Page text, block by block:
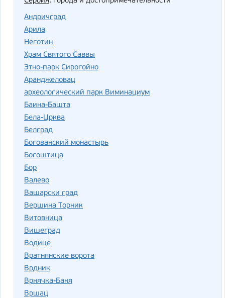
Андричград
Арила
Неготин
Храм Святого Саввы
Этно-парк Сирогойно
Аранджеловац
археологический парк Виминациум
Баина-Башта
Бела-Црква
Белград
Богованский монастырь
Богоштица
Бор
Валево
Вашарски град
Вершина Торник
Витовница
Вишеград
Водице
Вратнянские ворота
Врдник
Врнячка-Баня
Вршац